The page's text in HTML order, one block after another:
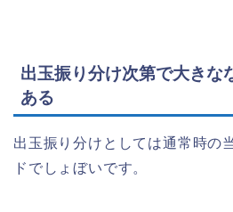
出玉振り分け次第で大きな
ある
出玉振り分けとしては通常時の
ドでしょぼいです。